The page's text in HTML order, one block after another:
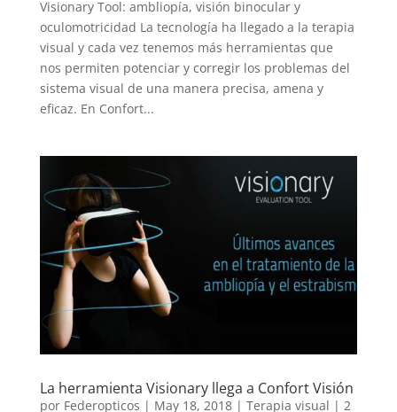
Visionary Tool: ambliopía, visión binocular y
oculomotricidad La tecnología ha llegado a la terapia
visual y cada vez tenemos más herramientas que
nos permiten potenciar y corregir los problemas del
sistema visual de una manera precisa, amena y
eficaz. En Confort...
La herramienta Visionary llega a Confort Visión
por Federopticos | May 18, 2018| Terapia visual | 2